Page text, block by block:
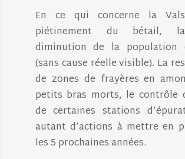
En ce qui concerne la
piétinement du bétail,
diminution de la population
(sans cause réelle visible). La
de zones de frayères en
petits bras morts, le contrôle
de certaines stations
autant d’actions à mettre en
les 5 prochaines années.